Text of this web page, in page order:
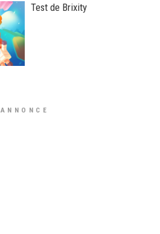
Test de Brixity
ANNONCE